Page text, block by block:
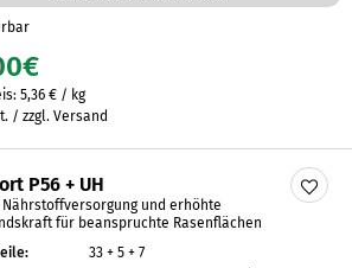
€
5,36 € / kg
/ zzgl. Versand
P56 + UH
und erhöhte
für beanspruchte Rasenflächen
33 + 5 + 7